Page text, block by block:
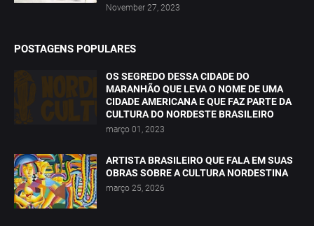
November 27, 2023
POSTAGENS POPULARES
OS SEGREDO DESSA CIDADE DO
MARANHÃO QUE LEVA O NOME DE UMA
CIDADE AMERICANA E QUE FAZ PARTE DA
CULTURA DO NORDESTE BRASILEIRO
março 01, 2023
ARTISTA BRASILEIRO QUE FALA EM SUAS
OBRAS SOBRE A CULTURA NORDESTINA
março 25, 2026